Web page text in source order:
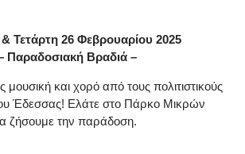
& Τετάρτη 26 Φεβρουαρίου 2025
Παραδοσιακή Βραδιά –
μουσική και χορό από τους πολιτιστικούς
Έδεσσας! Ελάτε στο Πάρκο Μικρών
ζήσουμε την παράδοση.